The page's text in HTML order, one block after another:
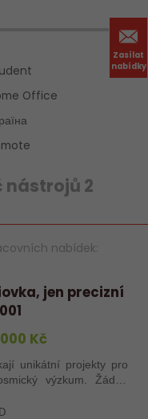
Zasílat
nabídky
Office
nástrojů 2
nabídek:
jen precizní
Kč
unikátní projekty pro
výzkum. Žádná